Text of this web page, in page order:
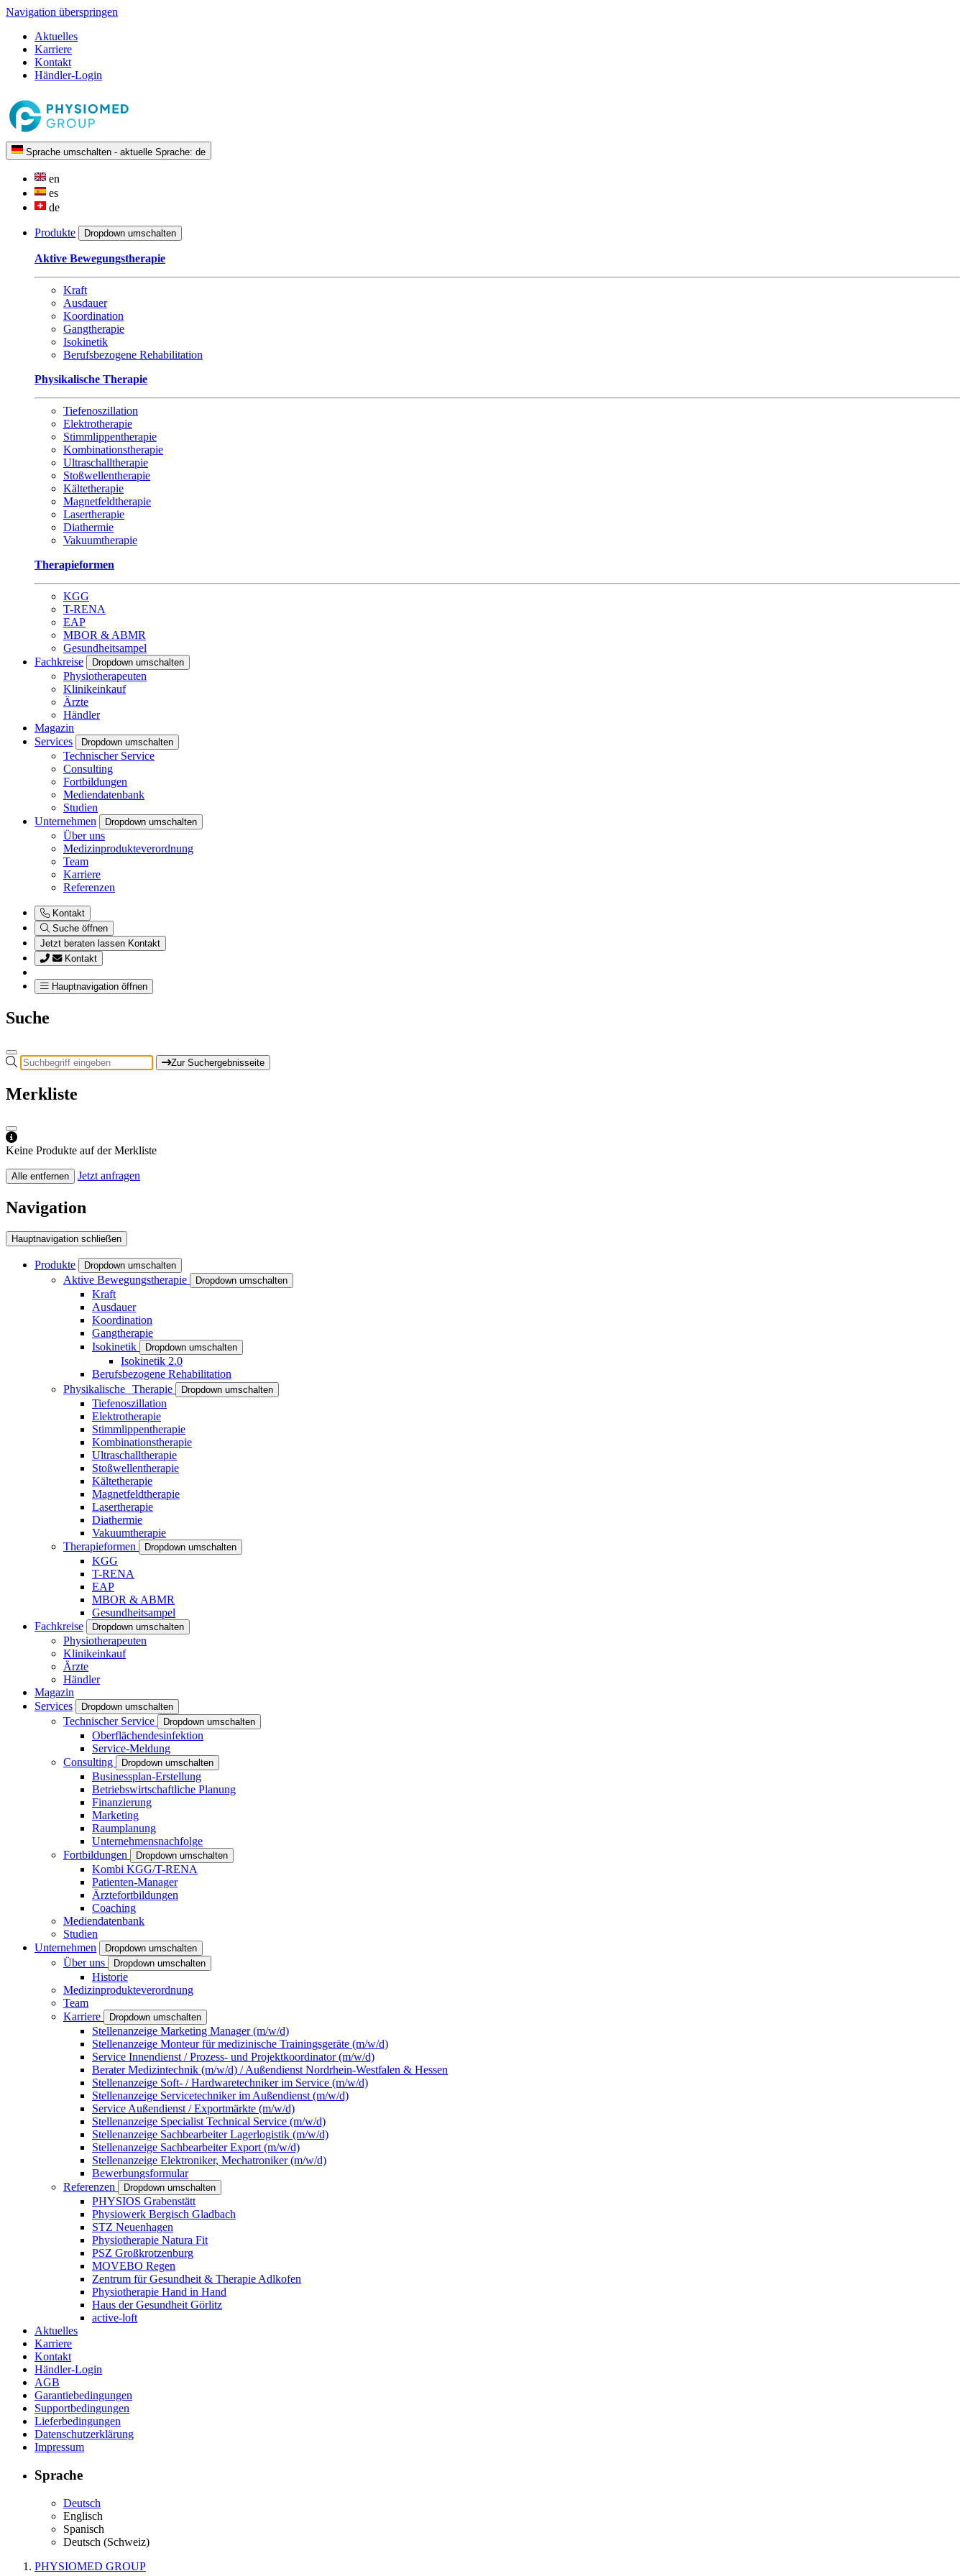
Navigation überspringen
Aktuelles
Karriere
Kontakt
Händler-Login
Sprache umschalten - aktuelle Sprache: de
en
es
de
Produkte Dropdown umschalten
Aktive Bewegungstherapie
Kraft
Ausdauer
Koordination
Gangtherapie
Isokinetik
Berufsbezogene Rehabilitation
Physikalische Therapie
Tiefenoszillation
Elektrotherapie
Stimmlippentherapie
Kombinationstherapie
Ultraschalltherapie
Stoßwellentherapie
Kältetherapie
Magnetfeldtherapie
Lasertherapie
Diathermie
Vakuumtherapie
Therapieformen
KGG
T-RENA
EAP
MBOR & ABMR
Gesundheitsampel
Fachkreise
Dropdown umschalten
Physiotherapeuten
Klinikeinkauf
Ärzte
Händler
Magazin
Services
Dropdown umschalten
Technischer Service
Consulting
Fortbildungen
Mediendatenbank
Studien
Unternehmen
Dropdown umschalten
Über uns
Medizinprodukteverordnung
Team
Karriere
Referenzen
Kontakt
Suche öffnen
Jetzt beraten lassen Kontakt
Kontakt
Hauptnavigation öffnen
Suche
Zur Suchergebnisseite
Merkliste
Keine Produkte auf der Merkliste
Alle entfernen Jetzt anfragen
Navigation
Hauptnavigation schließen
Produkte Dropdown umschalten
Aktive Bewegungstherapie Dropdown umschalten
Kraft
Ausdauer
Koordination
Gangtherapie
Isokinetik
Dropdown umschalten
Isokinetik 2.0
Berufsbezogene Rehabilitation
Physikalische Therapie
Dropdown umschalten
Tiefenoszillation
Elektrotherapie
Stimmlippentherapie
Kombinationstherapie
Ultraschalltherapie
Stoßwellentherapie
Kältetherapie
Magnetfeldtherapie
Lasertherapie
Diathermie
Vakuumtherapie
Therapieformen
Dropdown umschalten
KGG
T-RENA
EAP
MBOR & ABMR
Gesundheitsampel
Fachkreise
Dropdown umschalten
Physiotherapeuten
Klinikeinkauf
Ärzte
Händler
Magazin
Services
Dropdown umschalten
Technischer Service Dropdown umschalten
Oberflächendesinfektion
Service-Meldung
Consulting
Dropdown umschalten
Businessplan-Erstellung
Betriebswirtschaftliche Planung
Finanzierung
Marketing
Raumplanung
Unternehmensnachfolge
Fortbildungen
Dropdown umschalten
Kombi KGG/T-RENA
Patienten-Manager
Ärztefortbildungen
Coaching
Mediendatenbank
Studien
Unternehmen
Dropdown umschalten
Über uns Dropdown umschalten
Historie
Medizinprodukteverordnung
Team
Karriere
Dropdown umschalten
Stellenanzeige Marketing Manager (m/w/d)
Stellenanzeige Monteur für medizinische Trainingsgeräte (m/w/d)
Service Innendienst / Prozess- und Projektkoordinator (m/w/d)
Berater Medizintechnik (m/w/d) / Außendienst Nordrhein-Westfalen & Hessen
Stellenanzeige Soft- / Hardwaretechniker im Service (m/w/d)
Stellenanzeige Servicetechniker im Außendienst (m/w/d)
Service Außendienst / Exportmärkte (m/w/d)
Stellenanzeige Specialist Technical Service (m/w/d)
Stellenanzeige Sachbearbeiter Lagerlogistik (m/w/d)
Stellenanzeige Sachbearbeiter Export (m/w/d)
Stellenanzeige Elektroniker, Mechatroniker (m/w/d)
Bewerbungsformular
Referenzen
Dropdown umschalten
PHYSIOS Grabenstätt
Physiowerk Bergisch Gladbach
STZ Neuenhagen
Physiotherapie Natura Fit
PSZ Großkrotzenburg
MOVEBO Regen
Zentrum für Gesundheit & Therapie Adlkofen
Physiotherapie Hand in Hand
Haus der Gesundheit Görlitz
active-loft
Aktuelles
Karriere
Kontakt
Händler-Login
AGB
Garantiebedingungen
Supportbedingungen
Lieferbedingungen
Datenschutzerklärung
Impressum
Sprache
Deutsch
Englisch
Spanisch
Deutsch (Schweiz)
PHYSIOMED GROUP